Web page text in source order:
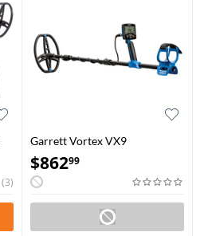
(3)
Garrett Vortex VX9
$86299